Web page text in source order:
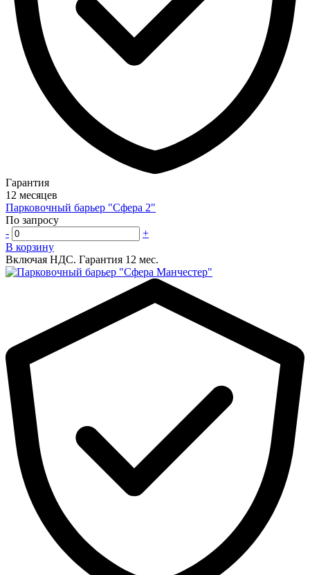
Гарантия
12 месяцев
Парковочный барьер "Сфера 2"
По запросу
-
+
В корзину
Включая НДС. Гарантия 12 мес.